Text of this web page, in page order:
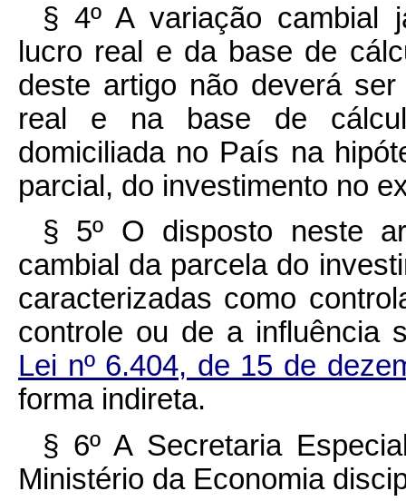
§ 4º A variação cambial
lucro real e da base de
deste artigo não deverá
real e na base de
domiciliada no País na
parcial, do investimento no
§ 5º O disposto neste
cambial da parcela do
caracterizadas como
controle ou de a influência
Lei nº 6.404, de 15 de
forma indireta.
§ 6º A Secretaria
Ministério da Economia